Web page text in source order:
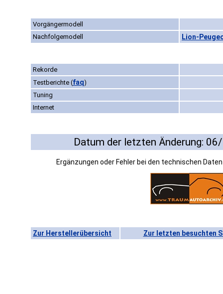
Vorgängermodell
Nachfolgemodell
Lion-
Rekorde
Testberichte (faq)
Tuning
Internet
Datum der letzten Änderung:
Ergänzungen oder Fehler bei den technischen
Zur Herstellerübersicht Zur letzten besuchten